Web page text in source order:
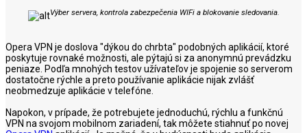
Výber servera, kontrola zabezpečenia WIFi a blokovanie sledovania.
Opera VPN je doslova "dýkou do chrbta" podobných aplikácií, ktoré
poskytuje rovnaké možnosti, ale pýtajú si za anonymnú prevádzku
peniaze. Podľa mnohých testov užívateľov je spojenie so serverom
dostatočne rýchle a preto používanie aplikácie nijak zvlášť
neobmedzuje aplikácie v telefóne.
Napokon, v prípade, že potrebujete jednoduchú, rýchlu a funkčnú
VPN na svojom mobilnom zariadení, tak môžete stiahnuť po novej